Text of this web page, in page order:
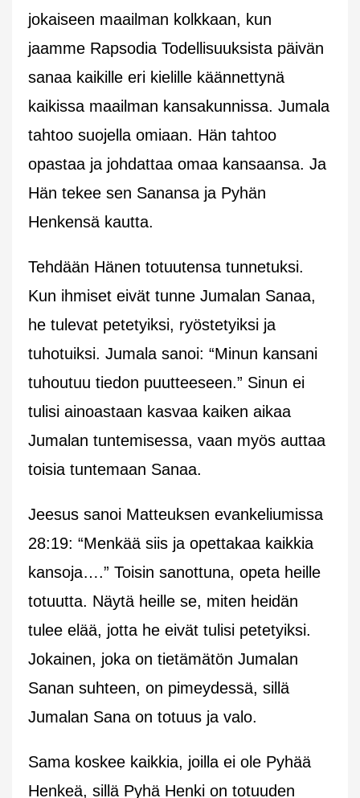
jokaiseen maailman kolkkaan, kun
jaamme Rapsodia Todellisuuksista päivän
sanaa kaikille eri kielille käännettynä
kaikissa maailman kansakunnissa. Jumala
tahtoo suojella omiaan. Hän tahtoo
opastaa ja johdattaa omaa kansaansa. Ja
Hän tekee sen Sanansa ja Pyhän
Henkensä kautta.
Tehdään Hänen totuutensa tunnetuksi.
Kun ihmiset eivät tunne Jumalan Sanaa,
he tulevat petetyiksi, ryöstetyiksi ja
tuhotuiksi. Jumala sanoi: “Minun kansani
tuhoutuu tiedon puutteeseen.” Sinun ei
tulisi ainoastaan kasvaa kaiken aikaa
Jumalan tuntemisessa, vaan myös auttaa
toisia tuntemaan Sanaa.
Jeesus sanoi Matteuksen evankeliumissa
28:19: “Menkää siis ja opettakaa kaikkia
kansoja….” Toisin sanottuna, opeta heille
totuutta. Näytä heille se, miten heidän
tulee elää, jotta he eivät tulisi petetyiksi.
Jokainen, joka on tietämätön Jumalan
Sanan suhteen, on pimeydessä, sillä
Jumalan Sana on totuus ja valo.
Sama koskee kaikkia, joilla ei ole Pyhää
Henkeä, sillä Pyhä Henki on totuuden